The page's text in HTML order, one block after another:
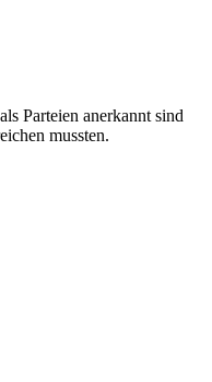
Parteien anerkannt sind
mussten.